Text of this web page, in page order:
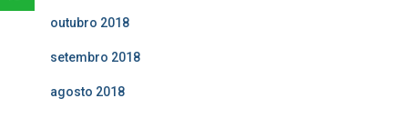
outubro 2018
setembro 2018
agosto 2018